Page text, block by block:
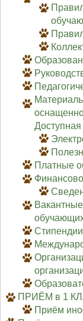
Доступная
Платные
ПРИЁМ в 1
Приём